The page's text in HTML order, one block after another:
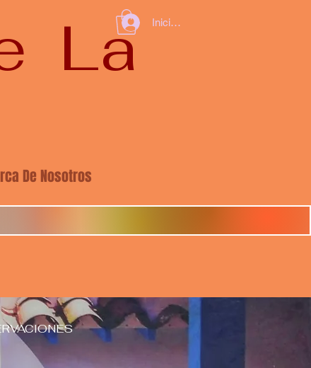
La
De Nosotros
Iniciar sesión